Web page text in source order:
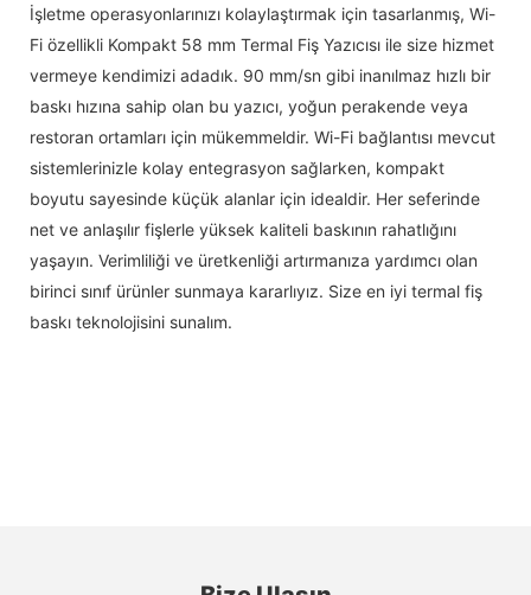
İşletme operasyonlarınızı kolaylaştırmak için tasarlanmış, Wi-
Fi özellikli Kompakt 58 mm Termal Fiş Yazıcısı ile size hizmet
vermeye kendimizi adadık. 90 mm/sn gibi inanılmaz hızlı bir
baskı hızına sahip olan bu yazıcı, yoğun perakende veya
restoran ortamları için mükemmeldir. Wi-Fi bağlantısı mevcut
sistemlerinizle kolay entegrasyon sağlarken, kompakt
boyutu sayesinde küçük alanlar için idealdir. Her seferinde
net ve anlaşılır fişlerle yüksek kaliteli baskının rahatlığını
yaşayın. Verimliliği ve üretkenliği artırmanıza yardımcı olan
birinci sınıf ürünler sunmaya kararlıyız. Size en iyi termal fiş
baskı teknolojisini sunalım.